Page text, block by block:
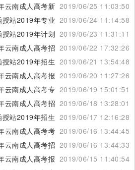
云南成人高考新增招生专业2019/06/25 11:03:50
站2019年专业简介2019/06/24 11:14:58
站2019年计划内招生信息2019/06/23 11:31:11
云南成人高考招生简介2019/06/22 17:32:26
站2019年招生信息网2019/06/21 13:54:48
云南成人高考报名方式2019/06/20 11:27:26
云南成人高考专业计划2019/06/19 15:01:51
云南成人高考招生专业表2019/06/18 13:28:01
站2019年招生网站2019/06/17 12:16:28
云南成人高考考试时间2019/06/16 13:44:45
云南成人高考招生介绍2019/06/16 13:44:33
云南成人高考报名时间2019/06/15 11:40:54